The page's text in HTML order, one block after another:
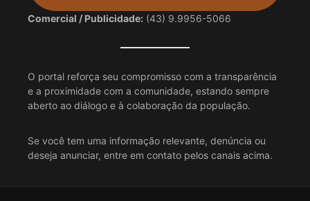
Comercial / Publicidade: (43) 9.9956-5066
O portal reforça seu compromisso com a transparência
e a proximidade com a comunidade, estando sempre
aberto ao diálogo e à colaboração da população.
Se você tem uma informação relevante, denúncia ou
deseja anunciar, entre em contato pelos canais acima.